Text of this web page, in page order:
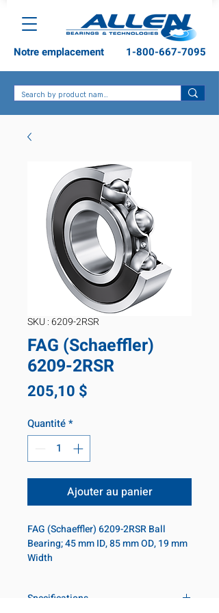
1-800-667-7095
Notre emplacement
SKU : 6209-2RSR
FAG (Schaeffler)
6209-2RSR
205,10 $
Quantité*
Ajouter au panier
FAG (Schaeffler) 6209-2RSR Ball
Bearing; 45 mm ID, 85 mm OD, 19 mm
Width
Specifications